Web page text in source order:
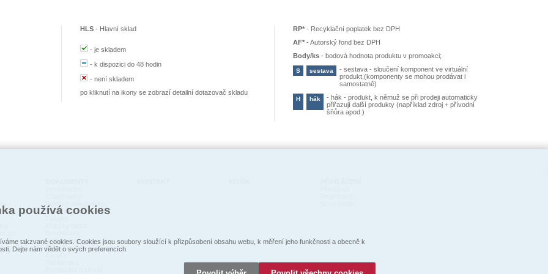
HLS - Hlavní sklad
-je skladem
-k dispozici do 48 hodin
-není skladem
po kliknutí na ikony se zobrazí detailní dotazovač skladu
RP* - Recyklační poplatek bez DPH
AF* -Autorský fond bez DPH
Body/ks -bodová hodnota produktu v promoakci;
S sestava -sestava - sloučení komponent ve virtuální
produkt,(komponenty se mohou prodávat i
samostatně)
H hák -hák - produkt, k němuž se při prodeji automaticky
přiřazují další produkty (například zdroj + přívodní
šňůra apod.)
Nedodané zboží
Dodací listy
Expedice
používá cookies
takzvané cookies. Cookies jsou soubory sloužící k přizpůsobení obsahu webu, k měření jeho funkčnosti a obecně k
Dejte nám vědět o svých preferencích.